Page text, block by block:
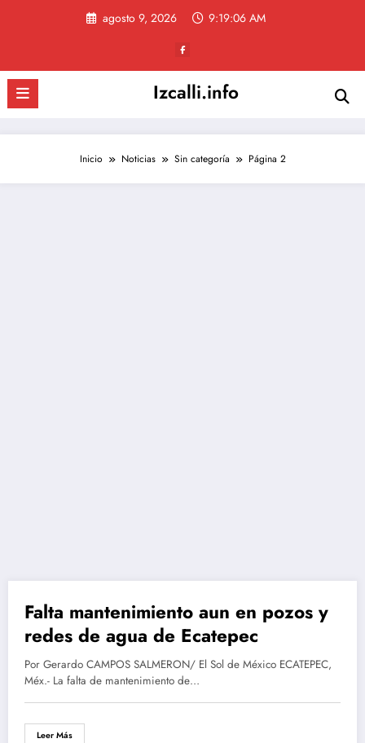
agosto 9, 2026 9:19:06 AM
Izcalli.info
Inicio Noticias Sin categoría Página 2
abril 20, 2016
Falta mantenimiento aun en pozos y
redes de agua de Ecatepec
Por Gerardo CAMPOS SALMERON/ El Sol de México ECATEPEC,
Méx.- La falta de mantenimiento de…
Leer Más